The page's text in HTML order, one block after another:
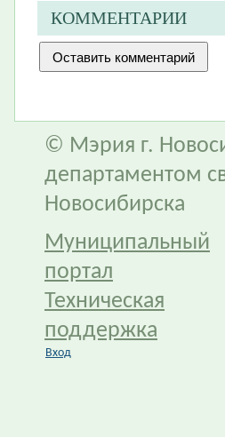
КОММЕНТАРИИ
© Мэрия г.
департаментом
Новосибирска
Муниципальный
портал
Техническая
поддержка
Вход